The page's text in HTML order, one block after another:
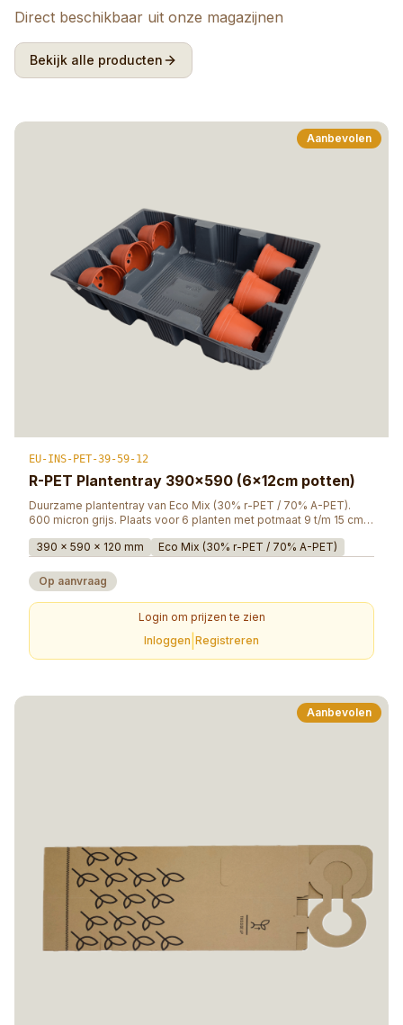
Direct beschikbaar uit onze magazijnen
Bekijk alle producten
Aanbevolen
EU-INS-PET-39-59-12
R-PET Plantentray 390×590 (6×12cm potten)
Duurzame plantentray van Eco Mix (30% r-PET / 70% A-PET).
600 micron grijs. Plaats voor 6 planten met potmaat 9 t/m 15 cm.
390 x 590 x 120 mm
Eco Mix (30% r-PET / 70% A-PET)
Op aanvraag
Login om prijzen te zien
Inloggen Registreren
Aanbevolen